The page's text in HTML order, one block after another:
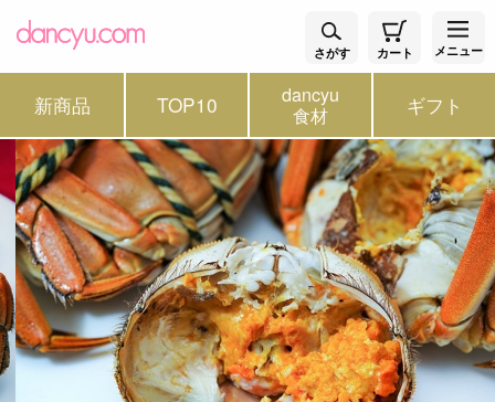
さがす カート メニュー
新商品 TOP10 dancyu
食材 ギフト